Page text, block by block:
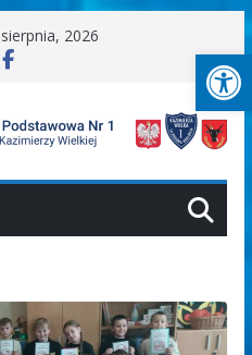
2026